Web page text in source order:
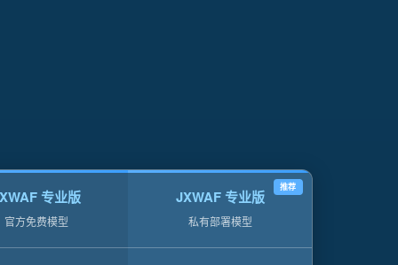
专业版
官方免费模型
推荐
JXWAF 专业版
私有部署模型